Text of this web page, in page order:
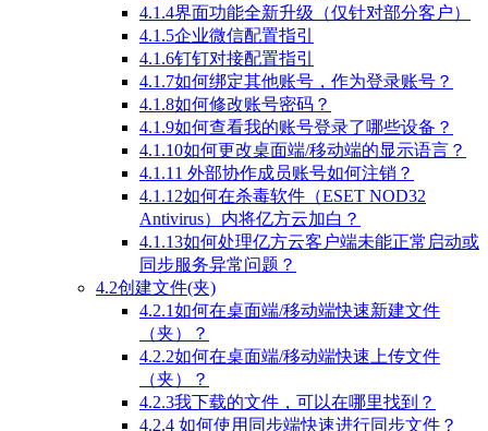
4.1.4界面功能全新升级（仅针对部分客户）
4.1.5企业微信配置指引
4.1.6钉钉对接配置指引
4.1.7如何绑定其他账号，作为登录账号？
4.1.8如何修改账号密码？
4.1.9如何查看我的账号登录了哪些设备？
4.1.10如何更改桌面端/移动端的显示语言？
4.1.11 外部协作成员账号如何注销？
4.1.12如何在杀毒软件（ESET NOD32
Antivirus）内将亿方云加白？
4.1.13如何处理亿方云客户端未能正常启动或
同步服务异常问题？
4.2创建文件(夹)
4.2.1如何在桌面端/移动端快速新建文件
（夹）？
4.2.2如何在桌面端/移动端快速上传文件
（夹）？
4.2.3我下载的文件，可以在哪里找到？
4.2.4 如何使用同步端快速进行同步文件？